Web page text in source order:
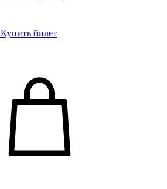
Купить билет